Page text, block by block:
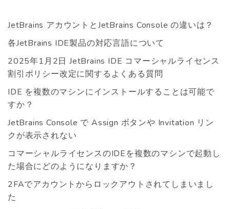
JetBrains アカウントとJetBrains Console の違いは？
各JetBrains IDE製品の対応言語について
2025年1月2日 JetBrains IDE コマーシャルライセンス
割引ポリシー改定に関するよくある質問
IDE を複数のマシンにインストールすることは可能で
すか？
JetBrains Console で Assign ボタンや Invitation リン
クが表示されない
コマーシャルライセンスのIDEを複数のマシンで起動し
た場合にどのようになりますか？
2FAでアカウントからロックアウトされてしまいまし
た